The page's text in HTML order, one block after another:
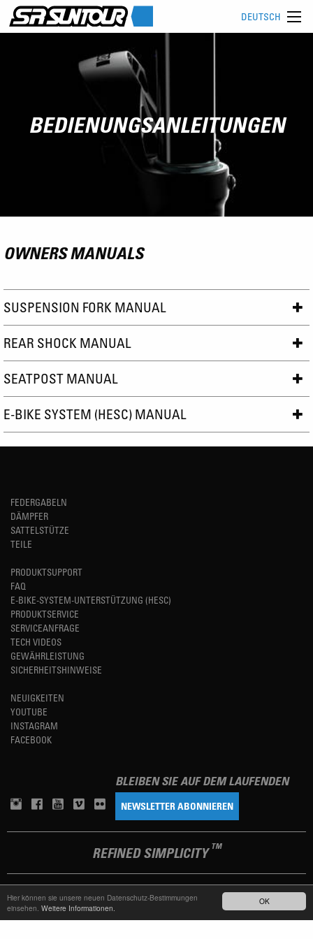
OK
Hier können sie unsere neuen Datenschutz-Bestimmungen
einsehen. Weitere Informationen.
DEUTSCH
BEDIENUNGSANLEITUNGEN
OWNERS MANUALS
SUSPENSION FORK MANUAL
REAR SHOCK MANUAL
SEATPOST MANUAL
E-BIKE SYSTEM (HESC) MANUAL
FEDERGABELN
DÄMPFER
SATTELSTÜTZE
TEILE
PRODUKTSUPPORT
FAQ
E-BIKE-SYSTEM-UNTERSTÜTZUNG (HESC)
PRODUKTSERVICE
SERVICEANFRAGE
TECH VIDEOS
GEWÄHRLEISTUNG
SICHERHEITSHINWEISE
NEUIGKEITEN
YOUTUBE
INSTAGRAM
FACEBOOK
BLEIBEN SIE AUF DEM LAUFENDEN
NEWSLETTER ABONNIEREN
REFINED SIMPLICITY TM
DEUTSCH LANGUAGE